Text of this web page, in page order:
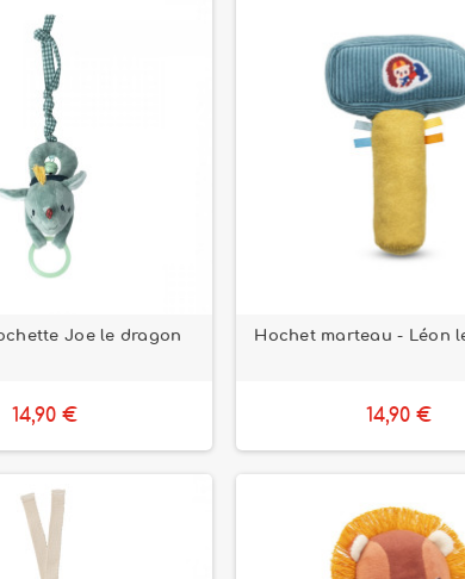
Joe le dragon
14,90 €
Hochet marteau - Léon
14,90 €